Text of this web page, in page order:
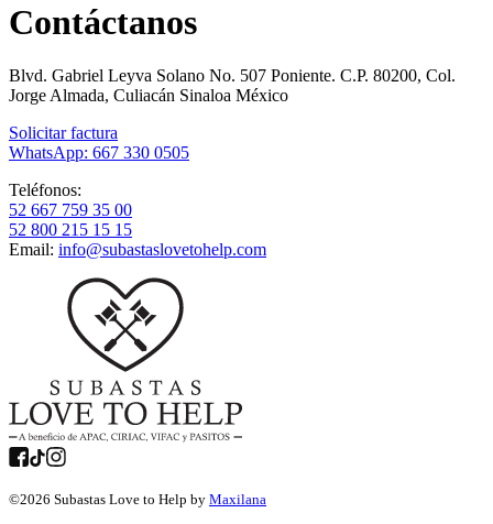
Contáctanos
Blvd. Gabriel Leyva Solano No. 507 Poniente. C.P. 80200, Col.
Jorge Almada, Culiacán Sinaloa México
Solicitar factura
WhatsApp: 667 330 0505
Teléfonos:
52 667 759 35 00
52 800 215 15 15
Email: info@subastaslovetohelp.com
©2026 Subastas Love to Help by Maxilana